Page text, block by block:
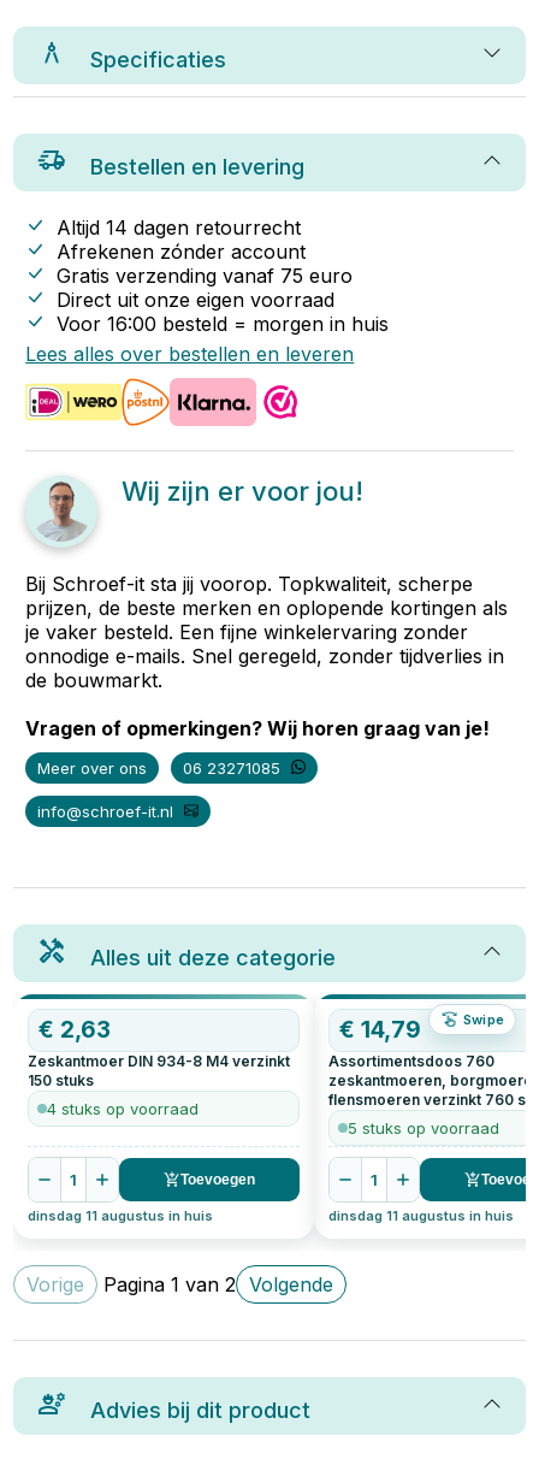
Specificaties
Bestellen en levering
Altijd 14 dagen retourrecht
Afrekenen zónder account
Gratis verzending vanaf 75 euro
Direct uit onze eigen voorraad
Voor 16:00 besteld = morgen in huis
Lees alles over bestellen en leveren
Wij zijn er voor jou!
Bij Schroef-it sta jij voorop. Topkwaliteit, scherpe
prijzen, de beste merken en oplopende kortingen als
je vaker besteld. Een fijne winkelervaring zonder
onnodige e-mails. Snel geregeld, zonder tijdverlies in
de bouwmarkt.
Vragen of opmerkingen? Wij horen graag van je!
Meer over ons 06 23271085
info@schroef-it.nl
Alles uit deze categorie
Swipe
€ 2,63
Zeskantmoer DIN 934-8 M4 verzinkt
150 stuks
4 stuks op voorraad
1 Toevoegen
dinsdag 11 augustus in huis
€14,79
Assortimentsdoos 760
zeskantmoeren,
flensmoeren verzinkt 760
5 stuks op voorraad
1
dinsdag 11 augustus in huis
Vorige Pagina1 van2 Volgende
Advies bij dit product